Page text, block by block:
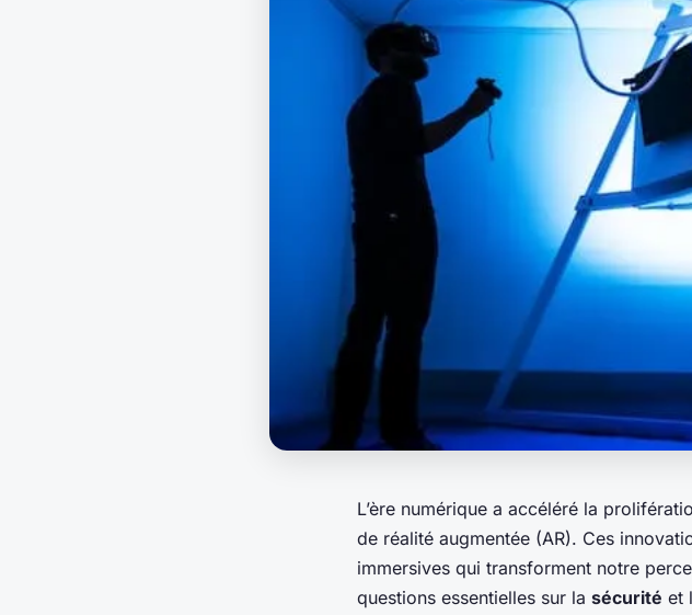
L’ère numérique a accéléré la
de réalité augmentée (AR). Ces
immersives qui transforment notre
questions essentielles sur la sécurité et